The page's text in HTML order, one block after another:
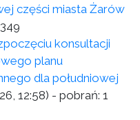
części miasta Żarów
konsultacji
planu
dla południowej
12:58) - pobrań: 1